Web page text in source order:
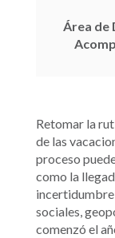
Área de
Retomar la
de las
proceso
como la
sociales,
comenzó el